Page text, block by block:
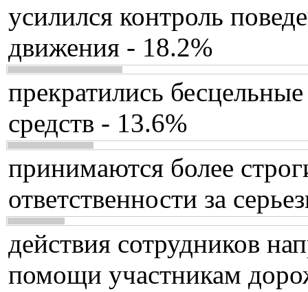
усилился контроль
движения - 18.2%
прекратились
средств - 13.6%
принимаются более
ответственности за
действия сотрудников
помощи участникам